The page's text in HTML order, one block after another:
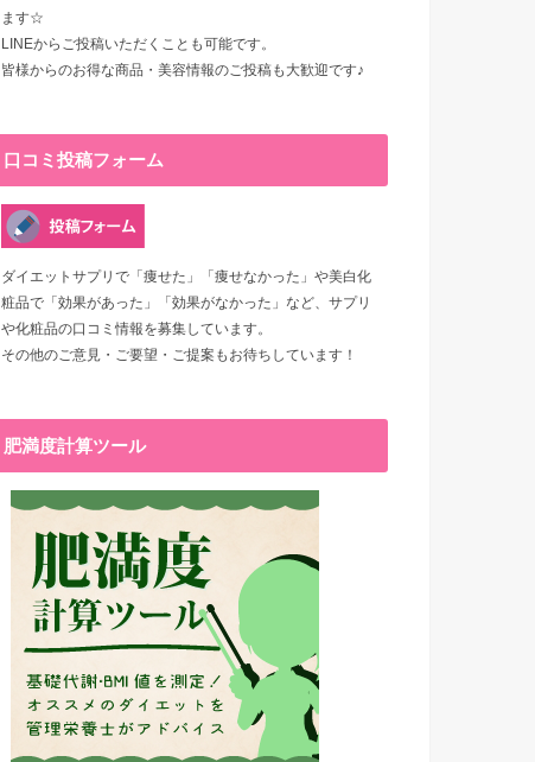
ます☆
LINEからご投稿いただくことも可能です。
皆様からのお得な商品・美容情報のご投稿も大歓迎です♪
口コミ投稿フォーム
ダイエットサプリで「痩せた」「痩せなかった」や美白化
粧品で「効果があった」「効果がなかった」など、サプリ
や化粧品の口コミ情報を募集しています。
その他のご意見・ご要望・ご提案もお待ちしています！
肥満度計算ツール